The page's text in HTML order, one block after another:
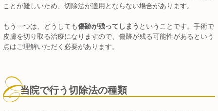
ことが難しいため、切除法が適用とならない場合があります。
もう一つは、どうしても傷跡が残ってしまう ということです。手術で
皮膚を切り取る治療になりますので、傷跡が残る可能性があるという
点はご理解いただく必要があります。
当院で行う切除法の種類